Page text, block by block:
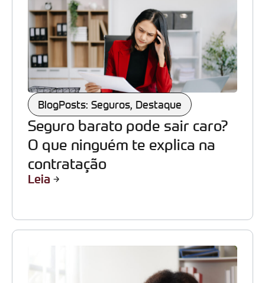
BlogPosts: Seguros, Destaque
Seguro barato pode sair caro?
O que ninguém te explica na
contratação
Leia